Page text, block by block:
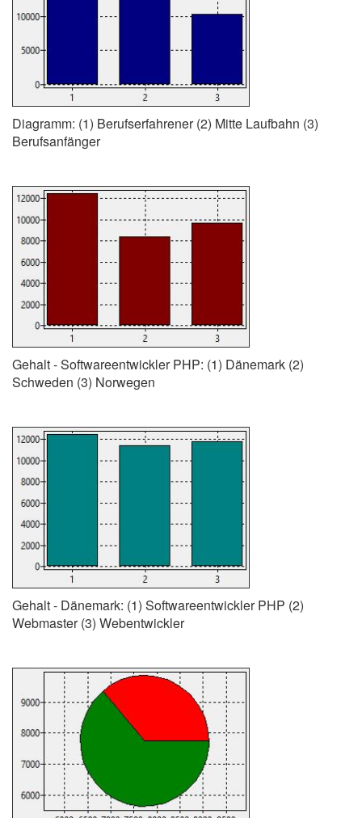
Diagramm: (1) Berufserfahrener (2) Mitte Laufbahn (3)
Berufsanfänger
Gehalt - Softwareentwickler PHP: (1) Dänemark (2)
Schweden (3) Norwegen
Gehalt - Dänemark: (1) Softwareentwickler PHP (2)
Webmaster (3) Webentwickler